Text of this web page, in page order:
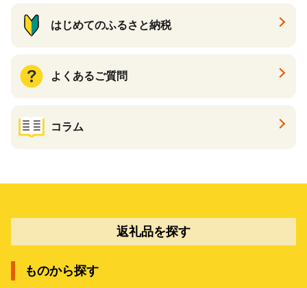
はじめてのふるさと納税
よくあるご質問
コラム
返礼品を探す
ものから探す